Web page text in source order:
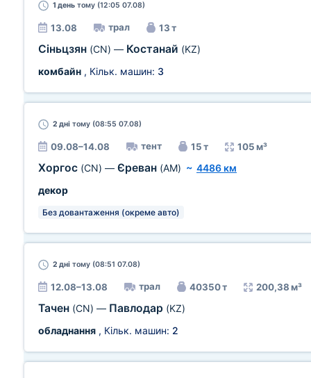
1 день тому (12:05 07.08)
13.08 трал 13 т
Сіньцзян (CN) — Костанай (KZ)
комбайн , Кільк. машин: 3
2 дні тому (08:55 07.08)
09.08–14.08 тент 15 т 105 м³
Хоргос (CN) — Єреван (AM) ~ 4486 км
декор
Без довантаження (окреме авто)
2 дні тому (08:51 07.08)
12.08–13.08 трал 40350 т 200,38 м³
Тачен (CN) — Павлодар (KZ)
обладнання , Кільк. машин: 2